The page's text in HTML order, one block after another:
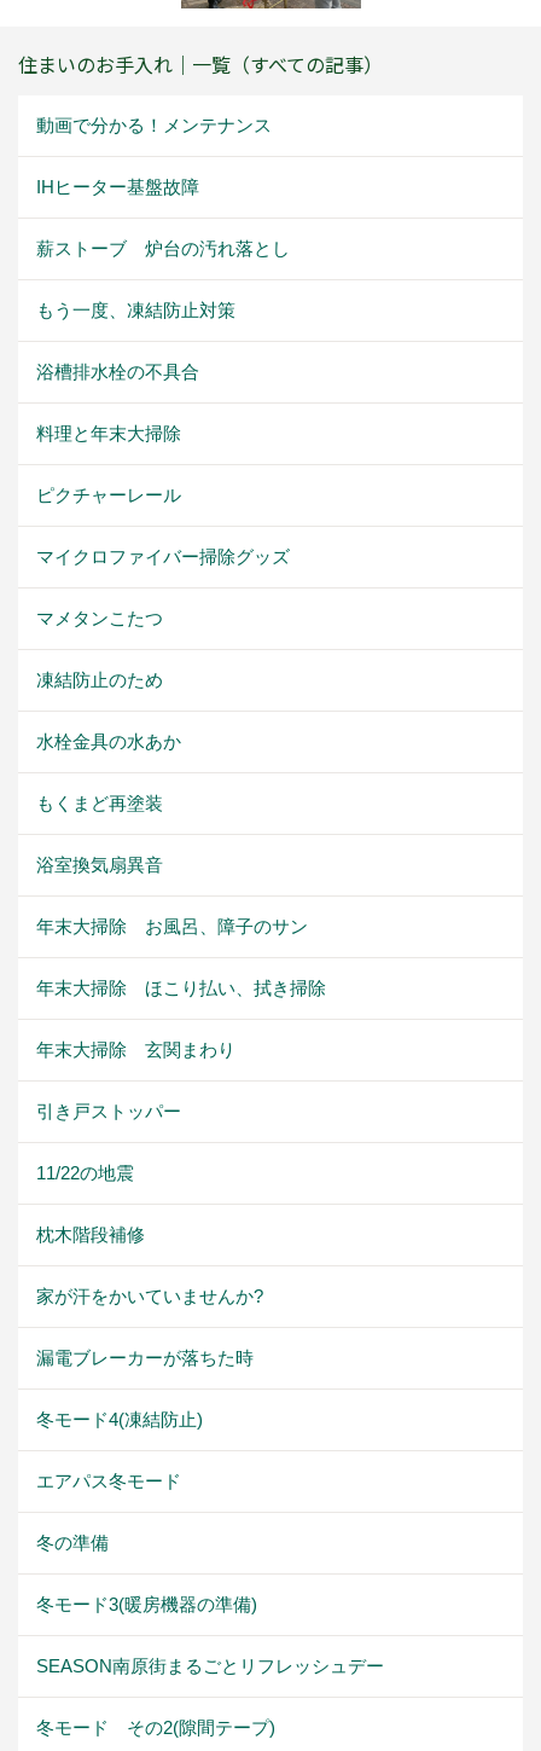
住まいのお手入れ｜一覧（すべての記事）
動画で分かる！メンテナンス
IHヒーター基盤故障
薪ストーブ 炉台の汚れ落とし
もう一度、凍結防止対策
浴槽排水栓の不具合
料理と年末大掃除
ピクチャーレール
マイクロファイバー掃除グッズ
マメタンこたつ
凍結防止のため
水栓金具の水あか
もくまど再塗装
浴室換気扇異音
年末大掃除 お風呂、障子のサン
年末大掃除 ほこり払い、拭き掃除
年末大掃除 玄関まわり
引き戸ストッパー
11/22の地震
枕木階段補修
家が汗をかいていませんか?
漏電ブレーカーが落ちた時
冬モード4(凍結防止)
エアパス冬モード
冬の準備
冬モード3(暖房機器の準備)
SEASON南原街まるごとリフレッシュデー
冬モード その2(隙間テープ)